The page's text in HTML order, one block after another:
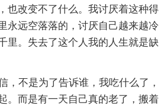
也改变不了什么。我讨厌着这种得
永远空落落的，讨厌自己越来越冷
里。失去了这个人我的人生就是缺
，不是为了告诉谁，我吃什么了，
。而是有一天自己真的老了，搬着